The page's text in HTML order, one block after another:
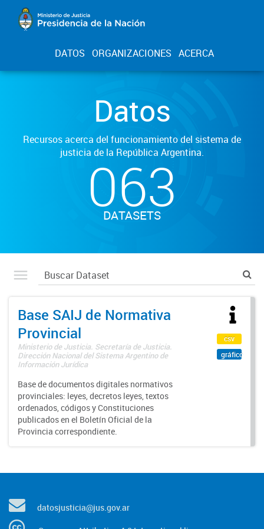
DATOS ORGANIZACIONES ACERCA
Datos
Recursos acerca del funcionamiento del sistema de
justicia de la República Argentina.
063
DATASETS
Base SAIJ de Normativa
Provincial
Ministerio de Justicia. Secretaría de Justicia.
Dirección Nacional del Sistema Argentino de
Información Jurídica
Base de documentos digitales normativos
provinciales: leyes, decretos leyes, textos
ordenados, códigos y Constituciones
publicados en el Boletín Oficial de la
Provincia correspondiente.
csv
gráfico
datosjusticia@jus.gov.ar